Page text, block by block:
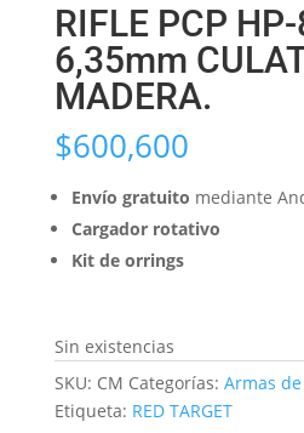
RIFLE PCP
6,35mm
MADERA.
$600,600
Envío gratuito mediante
Cargador rotativo
Kit de orrings
Sin existencias
SKU: CM Categorías: Armas
Etiqueta: RED TARGET